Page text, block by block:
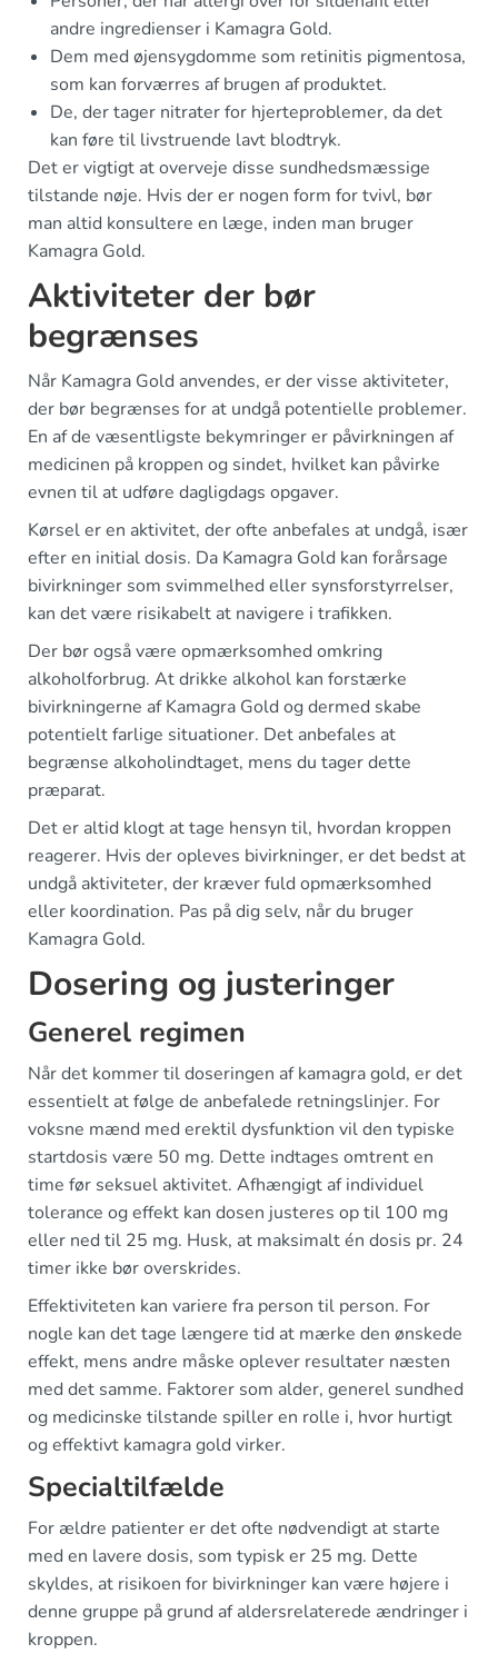
andre ingredienser i Kamagra Gold.
Dem med øjensygdomme som retinitis pigmentosa,
som kan forværres af brugen af produktet.
De, der tager nitrater for hjerteproblemer, da det
kan føre til livstruende lavt blodtryk.
Det er vigtigt at overveje disse sundhedsmæssige
tilstande nøje. Hvis der er nogen form for tvivl, bør
man altid konsultere en læge, inden man bruger
Kamagra Gold.
Aktiviteter der bør
begrænses
Når Kamagra Gold anvendes, er der visse aktiviteter,
der bør begrænses for at undgå potentielle problemer.
En af de væsentligste bekymringer er påvirkningen af
medicinen på kroppen og sindet, hvilket kan påvirke
evnen til at udføre dagligdags opgaver.
Kørsel er en aktivitet, der ofte anbefales at undgå, især
efter en initial dosis. Da Kamagra Gold kan forårsage
bivirkninger som svimmelhed eller synsforstyrrelser,
kan det være risikabelt at navigere i trafikken.
Der bør også være opmærksomhed omkring
alkoholforbrug. At drikke alkohol kan forstærke
bivirkningerne af Kamagra Gold og dermed skabe
potentielt farlige situationer. Det anbefales at
begrænse alkoholindtaget, mens du tager dette
præparat.
Det er altid klogt at tage hensyn til, hvordan kroppen
reagerer. Hvis der opleves bivirkninger, er det bedst at
undgå aktiviteter, der kræver fuld opmærksomhed
eller koordination. Pas på dig selv, når du bruger
Kamagra Gold.
Dosering og justeringer
Generel regimen
Når det kommer til doseringen af kamagra gold, er det
essentielt at følge de anbefalede retningslinjer. For
voksne mænd med erektil dysfunktion vil den typiske
startdosis være 50 mg. Dette indtages omtrent en
time før seksuel aktivitet. Afhængigt af individuel
tolerance og effekt kan dosen justeres op til 100 mg
eller ned til 25 mg. Husk, at maksimalt én dosis pr. 24
timer ikke bør overskrides.
Effektiviteten kan variere fra person til person. For
nogle kan det tage længere tid at mærke den ønskede
effekt, mens andre måske oplever resultater næsten
med det samme. Faktorer som alder, generel sundhed
og medicinske tilstande spiller en rolle i, hvor hurtigt
og effektivt kamagra gold virker.
Specialtilfælde
For ældre patienter er det ofte nødvendigt at starte
med en lavere dosis, som typisk er 25 mg. Dette
skyldes, at risikoen for bivirkninger kan være højere i
denne gruppe på grund af aldersrelaterede ændringer i
kroppen.